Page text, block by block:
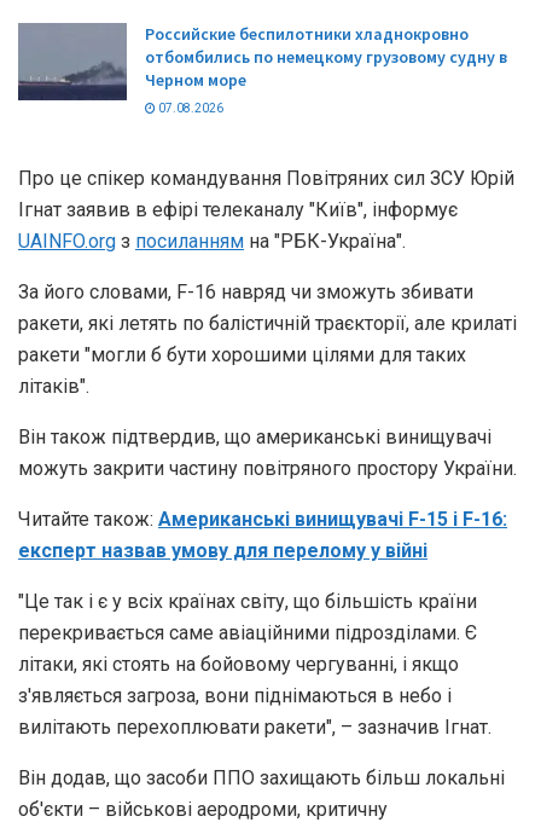
Российские беспилотники хладнокровно
отбомбились по немецкому грузовому судну в
Черном море
07.08.2026
Про це спікер командування Повітряних сил ЗСУ Юрій
Ігнат заявив в ефірі телеканалу "Київ", інформує
UAINFO.org з посиланням на "РБК-Україна".
За його словами, F-16 навряд чи зможуть збивати
ракети, які летять по балістичній траєкторії, але крилаті
ракети "могли б бути хорошими цілями для таких
літаків".
Він також підтвердив, що американські винищувачі
можуть закрити частину повітряного простору України.
Читайте також: Американські винищувачі F-15 і F-16:
експерт назвав умову для перелому у війні
"Це так і є у всіх країнах світу, що більшість країни
перекривається саме авіаційними підрозділами. Є
літаки, які стоять на бойовому чергуванні, і якщо
з'являється загроза, вони піднімаються в небо і
вилітають перехоплювати ракети", – зазначив Ігнат.
Він додав, що засоби ППО захищають більш локальні
об'єкти – військові аеродроми, критичну